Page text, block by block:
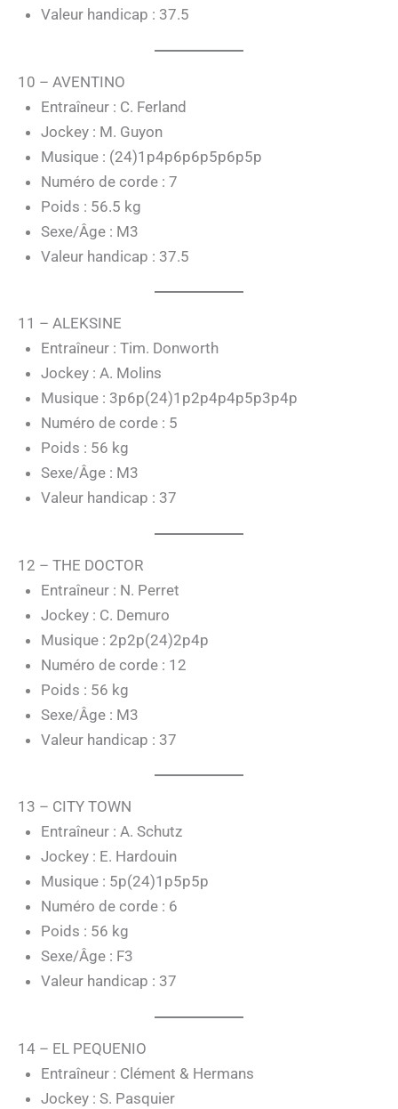
Valeur handicap : 37.5
10 – AVENTINO
Entraîneur : C. Ferland
Jockey : M. Guyon
Musique : (24)1p4p6p6p5p6p5p
Numéro de corde : 7
Poids : 56.5 kg
Sexe/Âge : M3
Valeur handicap : 37.5
11 – ALEKSINE
Entraîneur : Tim. Donworth
Jockey : A. Molins
Musique : 3p6p(24)1p2p4p4p5p3p4p
Numéro de corde : 5
Poids : 56 kg
Sexe/Âge : M3
Valeur handicap : 37
12 – THE DOCTOR
Entraîneur : N. Perret
Jockey : C. Demuro
Musique : 2p2p(24)2p4p
Numéro de corde : 12
Poids : 56 kg
Sexe/Âge : M3
Valeur handicap : 37
13 – CITY TOWN
Entraîneur : A. Schutz
Jockey : E. Hardouin
Musique : 5p(24)1p5p5p
Numéro de corde : 6
Poids : 56 kg
Sexe/Âge : F3
Valeur handicap : 37
14 – EL PEQUENIO
Entraîneur : Clément & Hermans
Jockey : S. Pasquier